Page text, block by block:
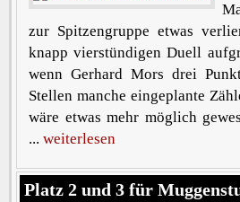
zur Spitzengruppe etwas
knapp vierstündigen Duell
wenn Gerhard Mors drei
Stellen manche eingeplante
wäre etwas mehr möglich
... weiterlesen
Platz 2 und 3 für